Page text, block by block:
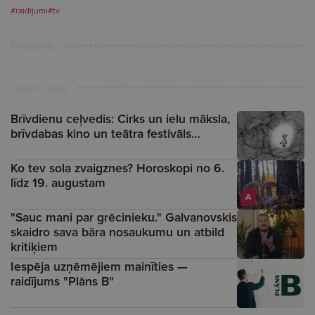
#raidījumi#tv
Brīvdienu ceļvedis: Cirks un ielu māksla,
brīvdabas kino un teātra festivāls…
A
Ko tev sola zvaigznes? Horoskopi no 6.
līdz 19. augustam
"Sauc mani par grēcinieku." Galvanovskis
skaidro sava bāra nosaukumu un atbild
kritiķiem
Iespēja uzņēmējiem mainīties —
raidījums "Plāns B"